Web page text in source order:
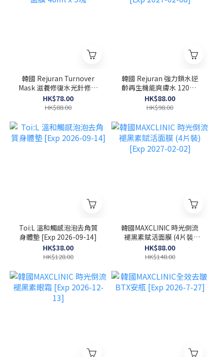
韓國 Rejuran Turnover
Mask 滋養修復水光針修復
面膜 40ml x 5塊
HK$78.00
HK$88.00
韓國 Rejuran 強力鎖水逆
齡再生機能爽膚水 120ml
[Exp 2027-02-08]
HK$88.00
HK$98.00
Toi:L 溫和觸感泡泡去角質
身體墊 [Exp 2026-09-14]
HK$38.00
HK$128.00
韓國MAXCLINIC 時光倒流
褪黑素賦活面膜 (4片裝)
[Exp 2027-02-02]
HK$88.00
HK$148.00